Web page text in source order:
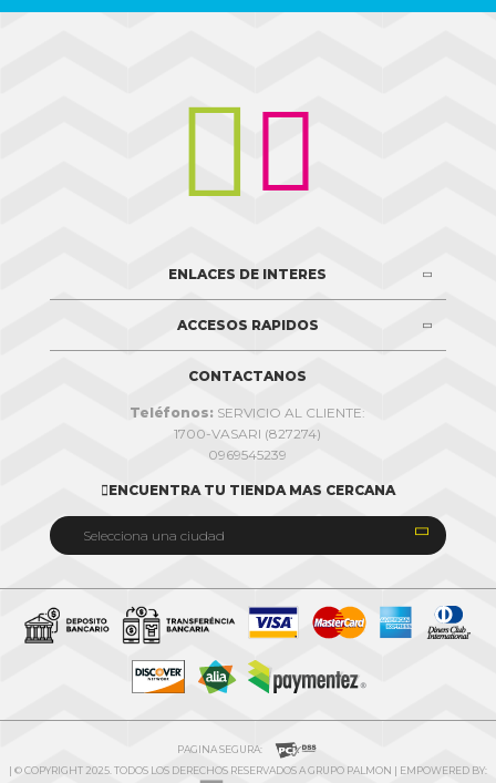

ENLACES DE INTERES
ACCESOS RAPIDOS
CONTACTANOS
Teléfonos: SERVICIO AL CLIENTE:
1700-VASARI (827274)
0969545239
ENCUENTRA TU TIENDA MAS CERCANA
Selecciona una ciudad 
Cuenca
Riobamba
PAGINA SEGURA:
| © COPYRIGHT 2025. TODOS LOS DERECHOS RESERVADOS A GRUPO PALMON | EMPOWERED BY: